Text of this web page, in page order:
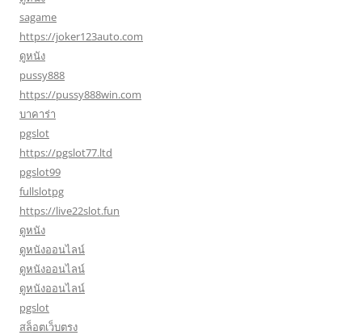
sagame
https://joker123auto.com
ดูหนัง
pussy888
https://pussy888win.com
บาคาร่า
pgslot
https://pgslot77.ltd
pgslot99
fullslotpg
https://live22slot.fun
ดูหนัง
ดูหนังออนไลน์
ดูหนังออนไลน์
ดูหนังออนไลน์
pgslot
สล็อตเว็บตรง